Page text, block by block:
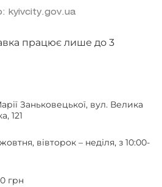
kyivcity.gov.ua
працює лише до 3
Заньковецької, вул. Велика
121
вівторок – неділя, з 10:00-
грн